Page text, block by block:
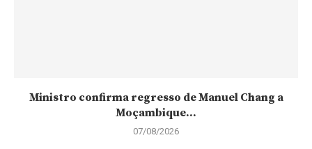
Ministro confirma regresso de Manuel Chang a
Moçambique...
07/08/2026